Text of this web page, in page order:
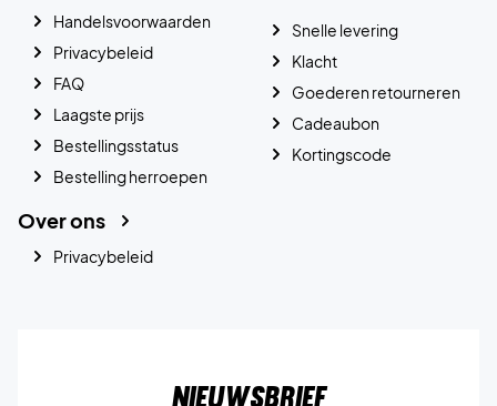
Handelsvoorwaarden
Privacybeleid
FAQ
Laagste prijs
Bestellingsstatus
Bestelling herroepen
Snelle levering
Klacht
Goederen retourneren
Cadeaubon
Kortingscode
Over ons
Privacybeleid
Nieuwsbrief